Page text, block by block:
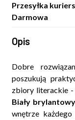
Przesyłka
Darmowa
Opis
Dobre
poszukują
zbiory literackie -
Biały brylantowy
wnętrze